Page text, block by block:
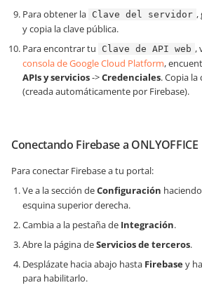
Para obtener la Clave del servidor ,
y copia la clave pública.
Para encontrar tu
Clave de API web ,
consola de Google Cloud Platform,
APIs y servicios->Credenciales. Copia
(creada automáticamente por Firebase).
Conectando Firebase a ONLYOFFICE
Para conectar Firebase a tu portal:
Ve a la sección deConfiguración
esquina superior derecha.
Cambia a la pestaña de Integración.
Abre la página deServicios de terceros.
Desplázate hacia abajo hasta Firebasey
para habilitarlo.